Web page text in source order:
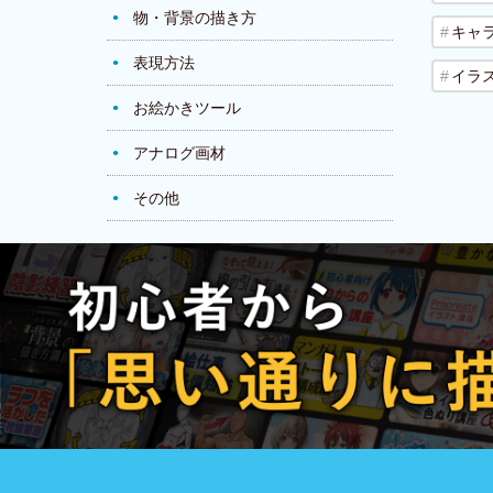
物・背景の描き方
表現方法
お絵かきツール
アナログ画材
その他
キャ
イラ